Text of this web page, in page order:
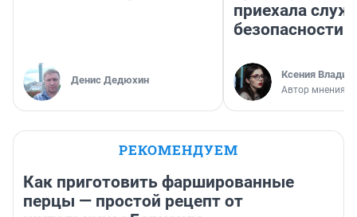
Денис Дедюхин
приехала
безопасности
Ксения
Автор мнения
РЕКОМЕНДУЕМ
Как приготовить фаршированные
перцы — простой рецепт от